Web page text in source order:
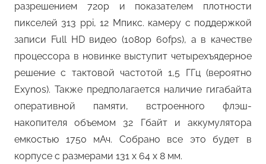
разрешением 720p и показателем плотности
пикселей 313 ppi, 12 Мпикс. камеру с поддержкой
записи Full HD видео (1080p 60fps), а в качестве
процессора в новинке выступит четырехъядерное
решение с тактовой частотой 1,5 ГГц (вероятно
Exynos). Также предполагается наличие гигабайта
оперативной памяти, встроенного флэш-
накопителя объемом 32 Гбайт и аккумулятора
емкостью 1750 мАч. Собрано все это будет в
корпусе с размерами 131 х 64 х 8 мм.